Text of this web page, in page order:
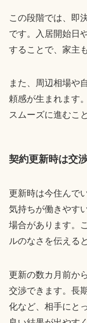
この段階では、即
です。入居開始日
することで、家主
また、周辺相場や
頼感が生まれます
スムーズに進むこ
契約更新時は交
更新時は今住んで
気持ちが働きやす
場合があります。
ルのなさを伝える
更新の数カ月前か
交渉できます。長
化など、相手にと